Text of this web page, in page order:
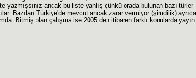
yazmışsınız ancak bu liste yanlış çünkü orada bulunan bazı
Bazıları Türkiye'de mevcut ancak zarar vermiyor (şimdilik)
Bitmiş olan çalışma ise 2005 den itibaren farklı konularda